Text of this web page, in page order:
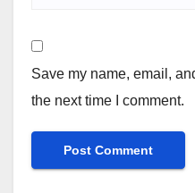
Save my name, email,
the next time I comment.